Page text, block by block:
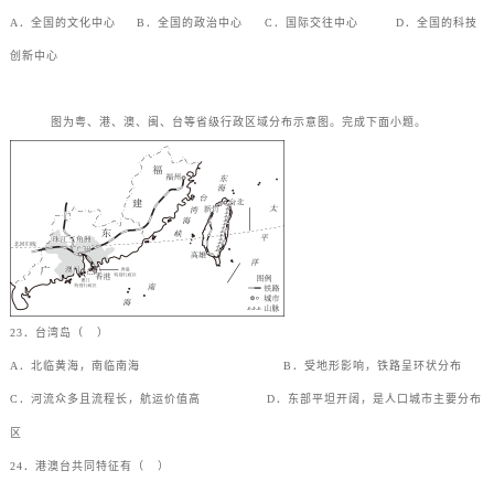
A．全国的文化中心 B．全国的政治中心 C．国际交往中心 D．全国的科技
创新中心
图为粤、港、澳、闽、台等省级行政区域分布示意图。完成下面小题。
23．台湾岛（ ）
A．北临黄海，南临南海 B．受地形影响，铁路呈环状分布
C．河流众多且流程长，航运价值高 D．东部平坦开阔，是人口城市主要分布
区
24．港澳台共同特征有（ ）